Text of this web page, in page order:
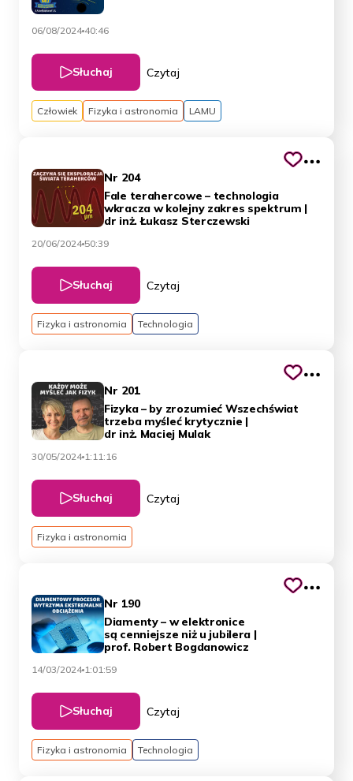
06/08/2024 40:46
Słuchaj Czytaj
Człowiek Fizyka i astronomia LAMU
Nr 204
Fale terahercowe – technologia
wkracza w kolejny zakres spektrum |
dr inż. Łukasz Sterczewski
20/06/2024 50:39
Słuchaj Czytaj
Fizyka i astronomia Technologia
Nr 201
Fizyka – by zrozumieć Wszechświat
trzeba myśleć krytycznie |
dr inż. Maciej Mulak
30/05/2024 1:11:16
Słuchaj Czytaj
Fizyka i astronomia
Nr 190
Diamenty – w elektronice
są cenniejsze niż u jubilera |
prof. Robert Bogdanowicz
14/03/2024 1:01:59
Słuchaj Czytaj
Fizyka i astronomia Technologia